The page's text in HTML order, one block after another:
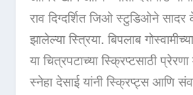
राव दिग्दर्शित जिओ स्टुडिओने सादर
झालेल्या स्त्रिया. बिपलाब
या चित्रपटाच्या स्क्रिप्टसाठी
स्नेहा देसाई यांनी स्क्रिप्ट्स आणि